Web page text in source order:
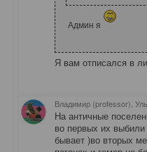
Админ я
Я вам отписался в
Владимир (professor),
На античные
во первых их
бывает )во вторых